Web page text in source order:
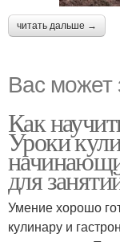
читать дальше →
Вас может
Как
Уроки
для
Умение хорошо
кулинару и